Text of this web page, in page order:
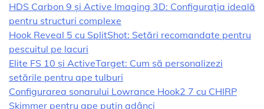
HDS Carbon 9 și Active Imaging 3D: Configurația ideală
pentru structuri complexe
Hook Reveal 5 cu SplitShot: Setări recomandate pentru
pescuitul pe lacuri
Elite FS 10 și ActiveTarget: Cum să personalizezi
setările pentru ape tulburi
Configurarea sonarului Lowrance Hook2 7 cu CHIRP
Skimmer pentru ape puțin adânci